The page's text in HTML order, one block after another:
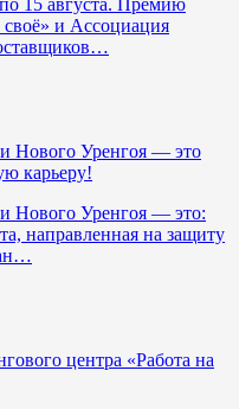
и Ассоциация
Нового Уренгоя — это
карьеру!
Нового Уренгоя — это:
направленная на защиту
центра «Работа на